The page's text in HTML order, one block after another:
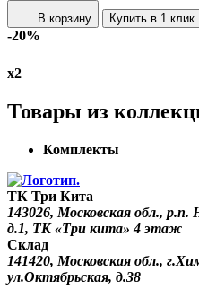
В корзину Купить в 1 клик
-20%
х2
Товары из
Комплекты
ТК Три Кита
143026, Московская обл., р.п.
д.1, ТК «Три кита» 4 этаж
Склад
141420, Московская обл.,
ул.Октябрьская, д.38